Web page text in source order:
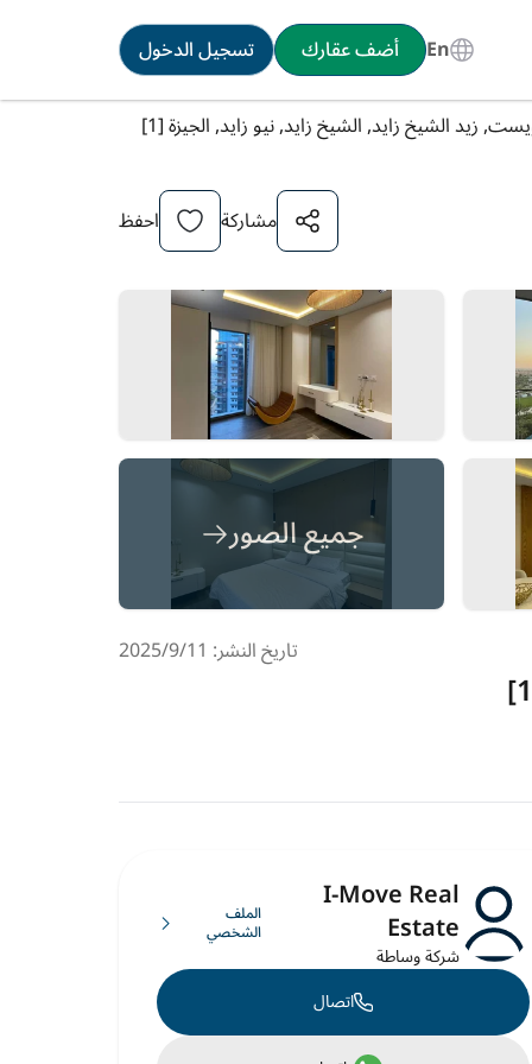
En أضف عقارك
تسجيل الدخول
زيد الشيخ زايد, الشيخ زايد, نيو زايد, الجيزة [1]
مشاركة احفظ
جميع الصور
تاريخ النشر: 11‏‏/9‏‏/2025
I-Move Real
Estate
شركة وساطة
الملف
الشخصي
اتصال